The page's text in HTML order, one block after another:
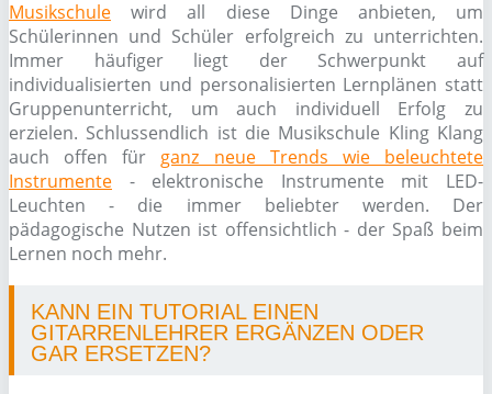
Musikschule wird all diese Dinge anbieten, um
Schülerinnen und Schüler erfolgreich zu unterrichten.
Immer häufiger liegt der Schwerpunkt auf
individualisierten und personalisierten Lernplänen statt
Gruppenunterricht, um auch individuell Erfolg zu
erzielen. Schlussendlich ist die Musikschule Kling Klang
auch offen für ganz neue Trends wie beleuchtete
Instrumente - elektronische Instrumente mit LED-
Leuchten - die immer beliebter werden. Der
pädagogische Nutzen ist offensichtlich - der Spaß beim
Lernen noch mehr.
KANN EIN TUTORIAL EINEN
GITARRENLEHRER ERGÄNZEN ODER
GAR ERSETZEN?